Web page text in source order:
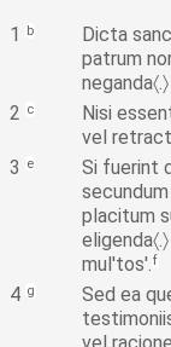
1 b
Dicta
patrum
neganda〈.〉
2 c
Nisi
vel
3 e
Si fuerint
placitum
mul'tos'. f
4 g
Sed ea
vel racione